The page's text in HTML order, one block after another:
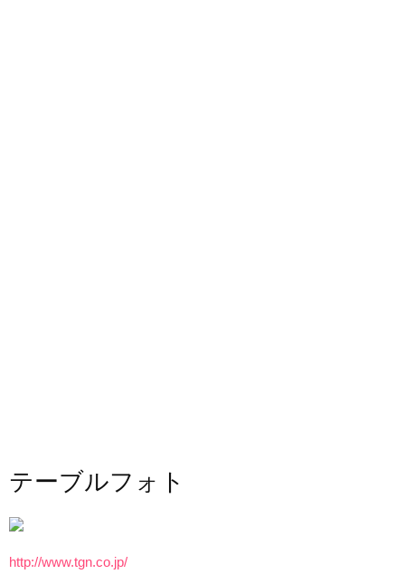
テーブルフォト
http://www.tgn.co.jp/